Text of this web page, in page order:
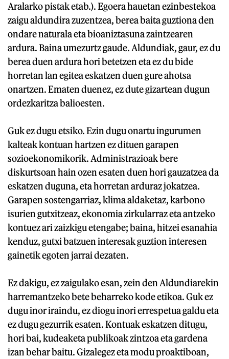
Aralarko pistak etab.). Egoera hauetan ezinbestekoa
zaigu aldundira zuzentzea, berea baita guztiona den
ondare naturala eta bioaniztasuna zaintzearen
ardura. Baina umezurtz gaude. Aldundiak, gaur, ez du
berea duen ardura hori betetzen eta ez du bide
horretan lan egitea eskatzen duen gure ahotsa
onartzen. Ematen duenez, ez dute gizartean dugun
ordezkaritza balioesten.
Guk ez dugu etsiko. Ezin dugu onartu ingurumen
kalteak kontuan hartzen ez dituen garapen
sozioekonomikorik. Administrazioak bere
diskurtsoan hain ozen esaten duen hori gauzatzea da
eskatzen duguna, eta horretan arduraz jokatzea.
Garapen sostengarriaz, klima aldaketaz, karbono
isurien gutxitzeaz, ekonomia zirkularraz eta antzeko
kontuez ari zaizkigu etengabe; baina, hitzei esanahia
kenduz, gutxi batzuen interesak guztion interesen
gainetik egoten jarrai dezaten.
Ez dakigu, ez zaigulako esan, zein den Aldundiarekin
harremantzeko bete beharreko kode etikoa. Guk ez
dugu inor iraindu, ez diogu inori errespetua galdu eta
ez dugu gezurrik esaten. Kontuak eskatzen ditugu,
hori bai, kudeaketa publikoak zintzoa eta gardena
izan behar baitu. Gizalegez eta modu proaktiboan,